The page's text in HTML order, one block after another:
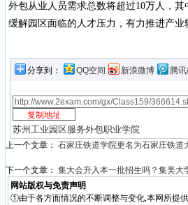
外包从业人员需求总数将超过10万人，
缓解园区面临的人才压力，有力推进产
分享到： QQ空间 新浪微博 腾
苏州工业园区服务外包职业学院
上一个文章： 石家庄铁道学院更名为石家庄铁道
下一个文章： 集大会升入本一批招生吗？集美大
网站版权与免责声明
①由于各方面情况的不断调整与变化,本网所提